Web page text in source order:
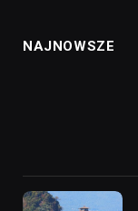
NAJNOWSZE